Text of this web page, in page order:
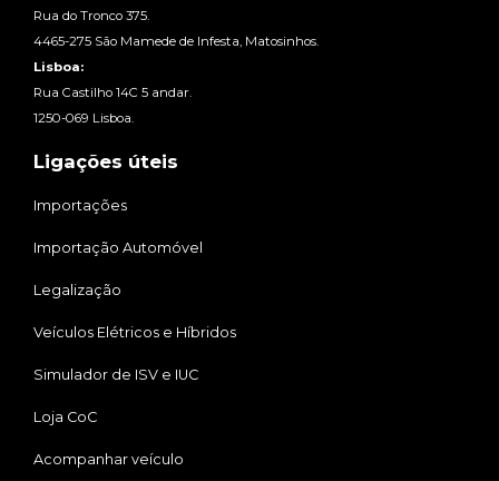
Rua do Tronco 375.
4465-275 São Mamede de Infesta, Matosinhos.
Lisboa:
Rua Castilho 14C 5 andar.
1250-069 Lisboa.
Ligações úteis
Importações
Importação Automóvel
Legalização
Veículos Elétricos e Híbridos
Simulador de ISV e IUC
Loja CoC
Acompanhar veículo